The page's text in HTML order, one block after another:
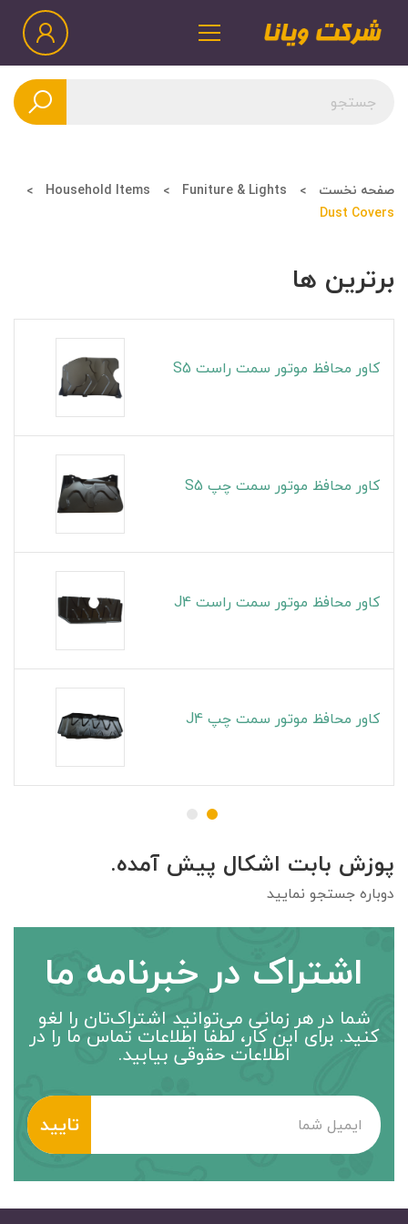
صفحه نخست Funiture & Lights
Household Items
Dust Covers
برترین ها
کاور محافظ موتور سمت راست S5
کاور محافظ موتور سمت چپ S5
کاور محافظ موتور سمت راست J4
کاور محافظ موتور سمت چپ J4
پوزش بابت اشکال پیش آمده.
دوباره جستجو نمایید
اشتراک در خبرنامه ما
شما در هر زمانی می‌توانید اشتراک‌تان را لغو
کنید. برای این کار، لطفاً اطلاعات تماس ما را در
اطلاعات حقوقی بیابید.